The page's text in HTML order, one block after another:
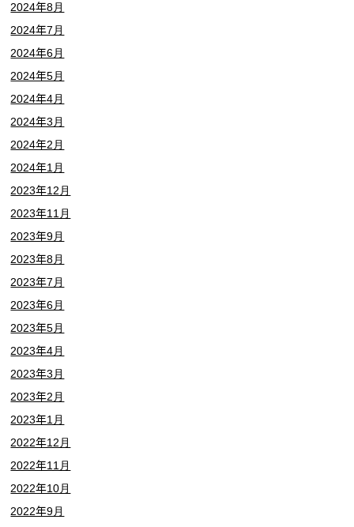
2024年8月
2024年7月
2024年6月
2024年5月
2024年4月
2024年3月
2024年2月
2024年1月
2023年12月
2023年11月
2023年9月
2023年8月
2023年7月
2023年6月
2023年5月
2023年4月
2023年3月
2023年2月
2023年1月
2022年12月
2022年11月
2022年10月
2022年9月